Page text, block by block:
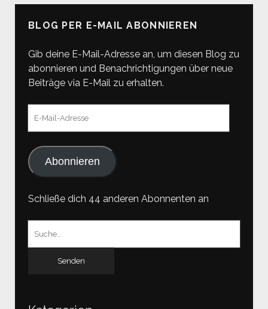
BLOG PER E-MAIL ABONNIEREN
Gib deine E-Mail-Adresse an, um diesen Blog zu
abonnieren und Benachrichtigungen über neue
Beiträge via E-Mail zu erhalten.
Abonnieren
Schließe dich 44 anderen Abonnenten an